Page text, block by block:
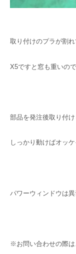
取り付けのプラが割
X5ですと窓も重いの
部品を発注後取り付け
しっかり動けばオッ
パワーウィンドウは
※お問い合わせの際